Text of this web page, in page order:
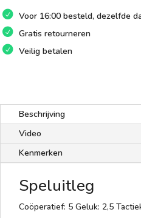
Voor 16:00 besteld, dezelfde
Gratis retourneren
Veilig betalen
Beschrijving
Video
Kenmerken
Speluitleg
Coöperatief: 5 Geluk: 2,5